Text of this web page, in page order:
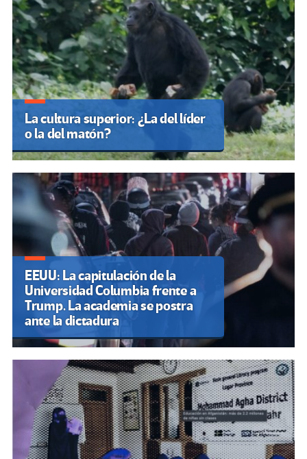
La cultura superior: ¿La del líder
o la del matón?
EEUU: La capitulación de la
Universidad Columbia frente a
Trump. La academia se postra
ante la dictadura